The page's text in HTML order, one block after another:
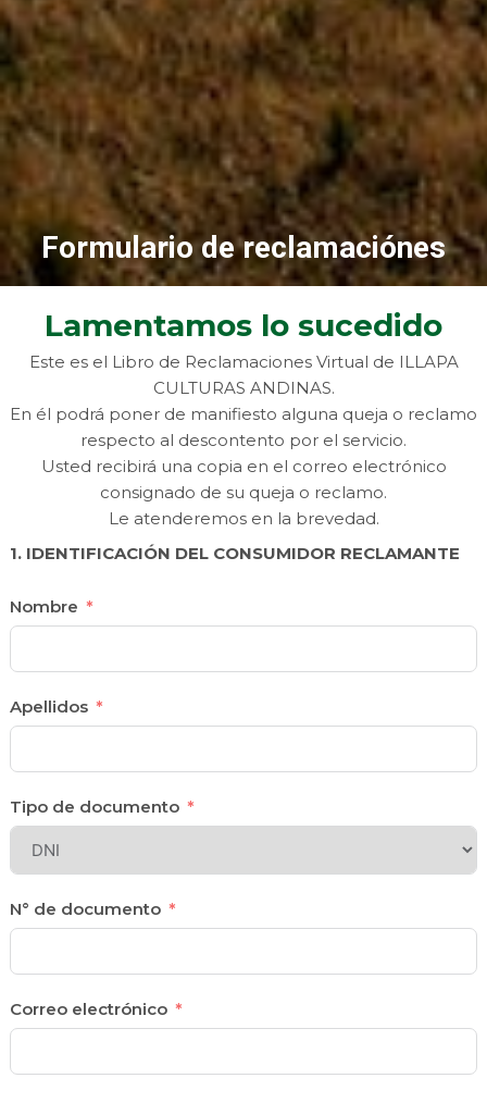
Formulario de reclamaciónes
Lamentamos lo sucedido
Este es el Libro de Reclamaciones Virtual de ILLAPA
CULTURAS ANDINAS.
En él podrá poner de manifiesto alguna queja o reclamo
respecto al descontento por el servicio.
Usted recibirá una copia en el correo electrónico
consignado de su queja o reclamo.
Le atenderemos en la brevedad.
1. IDENTIFICACIÓN DEL CONSUMIDOR RECLAMANTE
Nombre
Apellidos
Tipo de documento
N° de documento
Correo electrónico